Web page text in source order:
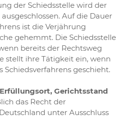
der Schiedsstelle wird der
Auf die Dauer
ist die Verjährung
gehemmt. Die Schiedsstelle
bereits der Rechtsweg
stellt ihre Tätigkeit ein, wenn
Schiedsverfahrens geschieht.
Gerichtsstand
das Recht der
unter Ausschluss